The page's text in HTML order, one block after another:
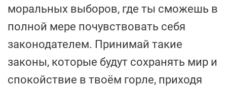
моральных выборов, где ты сможешь в
полной мере почувствовать себя
законодателем. Принимай такие
законы, которые будут сохранять мир и
спокойствие в твоём горле, приходя